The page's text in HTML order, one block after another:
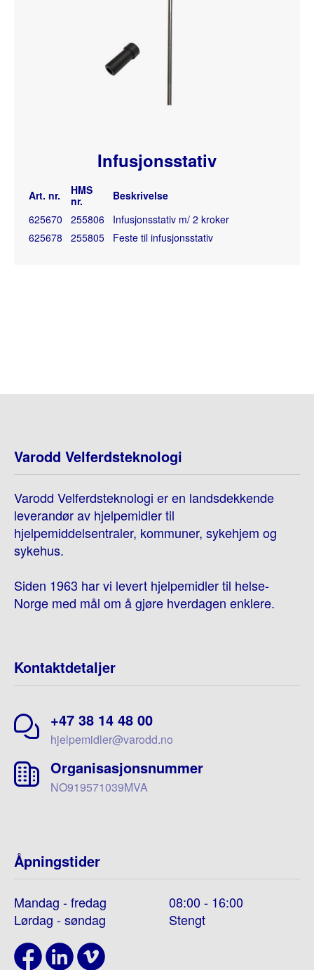
Infusjonsstativ
Art. nr.
HMS
nr.
Beskrivelse
625670
255806
Infusjonsstativ m/ 2 kroker
625678
255805 Feste til infusjonsstativ
Varodd Velferdsteknologi
Varodd Velferdsteknologi er en landsdekkende
leverandør av hjelpemidler til
hjelpemiddelsentraler, kommuner, sykehjem og
sykehus.
Siden 1963 har vi levert hjelpemidler til helse-
Norge med mål om å gjøre hverdagen enklere.
Kontaktdetaljer
+47 38 14 48 00
hjelpemidler@varodd.no
Organisasjonsnummer
NO919571039MVA
Åpningstider
Mandag - fredag
08:00 - 16:00
Lørdag - søndag
Stengt